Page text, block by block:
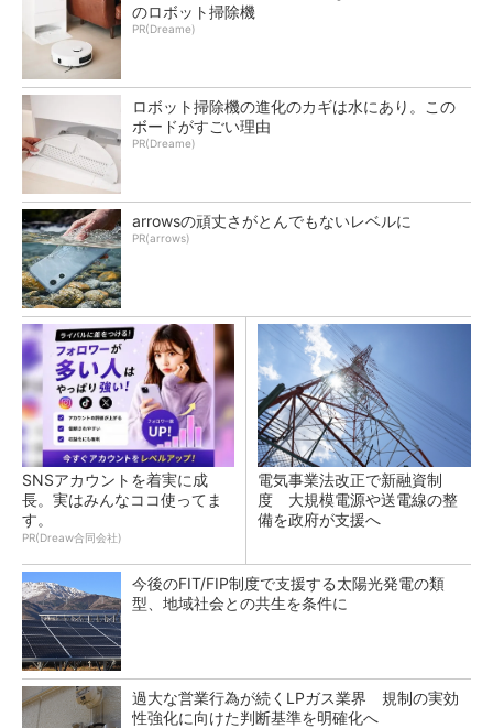
のロボット掃除機
PR(Dreame)
ロボット掃除機の進化のカギは水にあり。この
ボードがすごい理由
PR(Dreame)
arrowsの頑丈さがとんでもないレベルに
PR(arrows)
SNSアカウントを着実に成
長。実はみんなココ使ってま
す。
PR(Dreaw合同会社)
電気事業法改正で新融資制
度 大規模電源や送電線の整
備を政府が支援へ
今後のFIT/FIP制度で支援する太陽光発電の類
型、地域社会との共生を条件に
過大な営業行為が続くLPガス業界 規制の実効
性強化に向けた判断基準を明確化へ